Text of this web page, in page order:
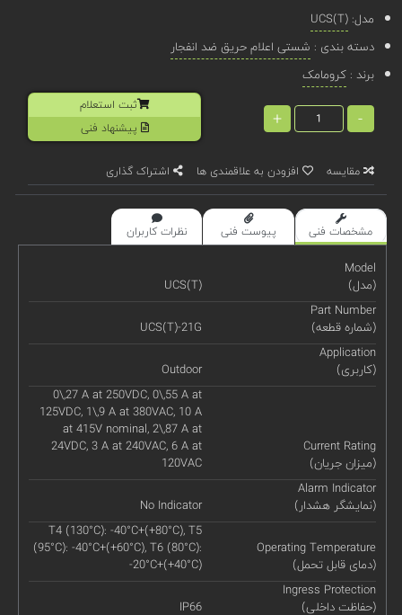
مدل:UCS(T)
دسته بندی : شستی اعلام حریق ضد انفجار
برند :کرومامک
-
+
ثبت استعلام
پیشنهاد فنی
مقایسه افزودن به علاقمندی ها اشتراک گذاری
مشخصات فنی پیوست فنی نظرات کاربران
Model
(مدل)
UCS(T)
Part Number
(شماره قطعه)
UCS(T)-21G
Application
(کاربری)
Outdoor
Current Rating
(میزان جریان)
0\,27 A at 250VDC, 0\,55 A at
125VDC, 1\,9 A at 380VAC, 10 A
at 415V nominal, 2\,87 A at
24VDC, 3 A at 240VAC, 6 A at
120VAC
Alarm Indicator
(نمایشگر هشدار)
No Indicator
Operating Temperature
(دمای قابل تحمل)
T4 (130°C): -40°C+(+80°C), T5
(95°C): -40°C+(+60°C), T6 (80°C):
-20°C+(+40°C)
Ingress Protection
(حفاظت داخلی)
IP66